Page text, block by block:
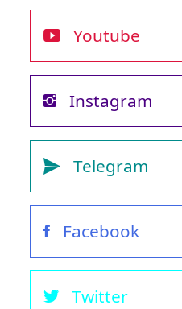
Youtube
Instagram
Telegram
Facebook
Twitter